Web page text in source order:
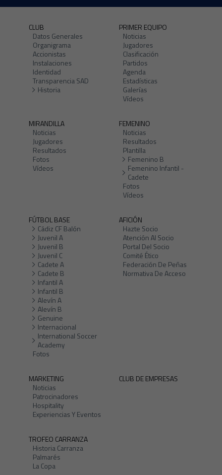
CLUB
Datos Generales
Organigrama
Accionistas
Instalaciones
Identidad
Transparencia SAD
Historia
PRIMER EQUIPO
Noticias
Jugadores
Clasificación
Partidos
Agenda
Estadísticas
Galerías
Vídeos
MIRANDILLA
Noticias
Jugadores
Resultados
Fotos
Vídeos
FEMENINO
Noticias
Resultados
Plantilla
Femenino B
Femenino Infantil -
Cadete
Fotos
Vídeos
FÚTBOL BASE
Cádiz CF Balón
Juvenil A
Juvenil B
Juvenil C
Cadete A
Cadete B
Infantil A
Infantil B
Alevín A
Alevín B
Genuine
Internacional
International Soccer
Academy
Fotos
AFICIÓN
Hazte Socio
Atención Al Socio
Portal Del Socio
Comité Ético
Federación De Peñas
Normativa De Acceso
MARKETING
Noticias
Patrocinadores
Hospitality
Experiencias Y Eventos
CLUB DE EMPRESAS
TROFEO CARRANZA
Historia Carranza
Palmarés
La Copa